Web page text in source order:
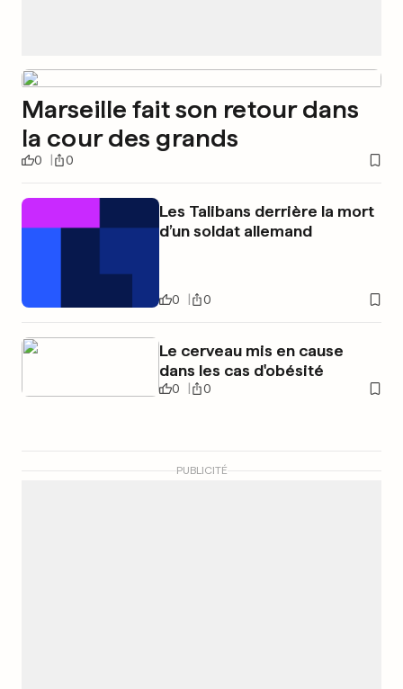
Marseille fait son retour dans
la cour des grands
0 0
Les Talibans derrière la mort
d’un soldat allemand
0 0
Le cerveau mis en cause
dans les cas d'obésité
0 0
PUBLICITÉ